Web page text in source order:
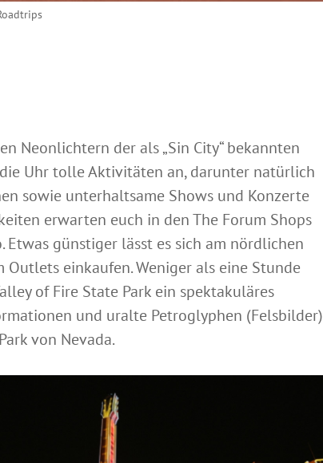
Neonlichtern der als „Sin City“ bekannten
Uhr tolle Aktivitäten an, darunter natürlich
sowie unterhaltsame Shows und Konzerte
erwarten euch in den The Forum Shops
Etwas günstiger lässt es sich am nördlichen
Outlets einkaufen. Weniger als eine Stunde
of Fire State Park ein spektakuläres
und uralte Petroglyphen (Felsbilder)
von Nevada.